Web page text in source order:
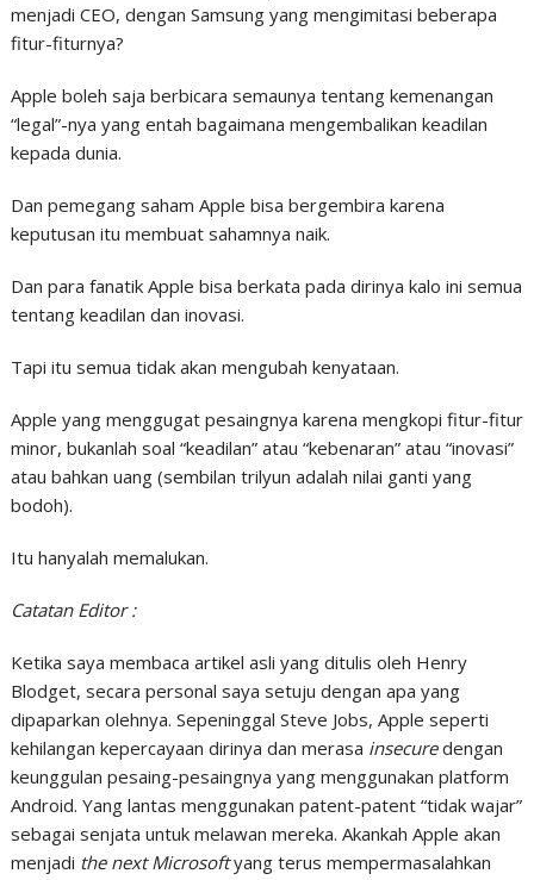
menjadi CEO, dengan Samsung yang mengimitasi beberapa
fitur-fiturnya?
Apple boleh saja berbicara semaunya tentang kemenangan
“legal”-nya yang entah bagaimana mengembalikan keadilan
kepada dunia.
Dan pemegang saham Apple bisa bergembira karena
keputusan itu membuat sahamnya naik.
Dan para fanatik Apple bisa berkata pada dirinya kalo ini semua
tentang keadilan dan inovasi.
Tapi itu semua tidak akan mengubah kenyataan.
Apple yang menggugat pesaingnya karena mengkopi fitur-fitur
minor, bukanlah soal “keadilan” atau “kebenaran” atau “inovasi”
atau bahkan uang (sembilan trilyun adalah nilai ganti yang
bodoh).
Itu hanyalah memalukan.
Catatan Editor :
Ketika saya membaca artikel asli yang ditulis oleh Henry
Blodget, secara personal saya setuju dengan apa yang
dipaparkan olehnya. Sepeninggal Steve Jobs, Apple seperti
kehilangan kepercayaan dirinya dan merasa insecuredengan
keunggulan pesaing-pesaingnya yang menggunakan platform
Android. Yang lantas menggunakan patent-patent “tidak wajar”
sebagai senjata untuk melawan mereka. Akankah Apple akan
menjadi the next Microsoftyang terus mempermasalahkan